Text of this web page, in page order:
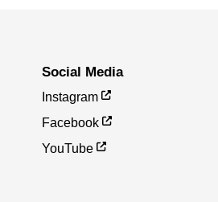
Social Media
Instagram
Facebook
YouTube